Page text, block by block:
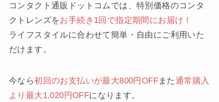
コンタクト通販ドットコムでは、特別価格のコンタ
クトレンズをお手続き1回で指定期間にお届け！
ライフスタイルに合わせて簡単・自由にご利用いた
だけます。
今なら初回のお支払いが最大800円OFFまた通常購入
より最大1,020円OFFになります。